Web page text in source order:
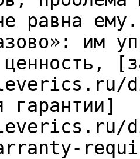
равна
им
ценность,
гарантии]